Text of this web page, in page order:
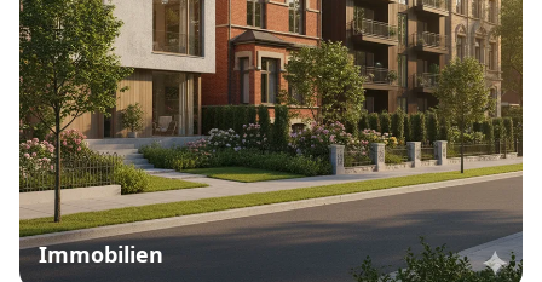
Immobilien